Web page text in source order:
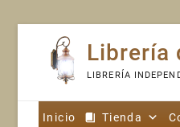
content
Librería
LIBRERÍA
Inicio Tienda